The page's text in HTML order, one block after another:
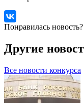
Понравилась
Другие
Все новости конкурса